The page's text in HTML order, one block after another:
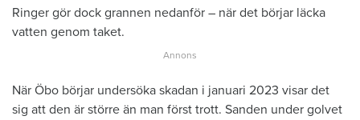
Ringer gör dock grannen nedanför – när det börjar läcka
vatten genom taket.
När Öbo börjar undersöka skadan i januari 2023 visar det
sig att den är större än man först trott. Sanden under golvet